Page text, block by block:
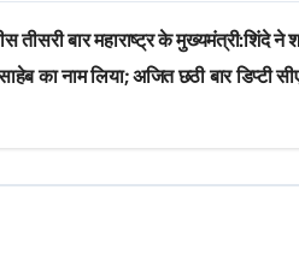
तीसरी बार महाराष्ट्र के मुख्यमंत्री:शिंदे
का नाम लिया; अजित छठी बार डिप्टी